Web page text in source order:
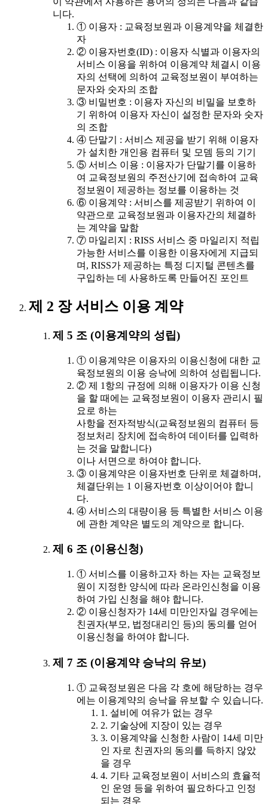
니다.
① 이용자 : 교육정보원과 이용계약을 체결한
자
② 이용자번호(ID) : 이용자 식별과 이용자의
서비스 이용을 위하여 이용계약 체결시 이용
자의 선택에 의하여 교육정보원이 부여하는
문자와 숫자의 조합
③ 비밀번호 : 이용자 자신의 비밀을 보호하
기 위하여 이용자 자신이 설정한 문자와 숫자
의 조합
④ 단말기 : 서비스 제공을 받기 위해 이용자
가 설치한 개인용 컴퓨터 및 모뎀 등의 기기
⑤ 서비스 이용 : 이용자가 단말기를 이용하
여 교육정보원의 주전산기에 접속하여 교육
정보원이 제공하는 정보를 이용하는 것
⑥ 이용계약 : 서비스를 제공받기 위하여 이
약관으로 교육정보원과 이용자간의 체결하
는 계약을 말함
⑦ 마일리지 : RISS 서비스 중 마일리지 적립
가능한 서비스를 이용한 이용자에게 지급되
며, RISS가 제공하는 특정 디지털 콘텐츠를
구입하는 데 사용하도록 만들어진 포인트
제 2 장 서비스 이용 계약
제 5 조 (이용계약의 성립)
① 이용계약은 이용자의 이용신청에 대한 교
육정보원의 이용 승낙에 의하여 성립됩니다.
② 제 1항의 규정에 의해 이용자가 이용 신청
을 할 때에는 교육정보원이 이용자 관리시 필
요로 하는
사항을 전자적방식(교육정보원의 컴퓨터 등
정보처리 장치에 접속하여 데이터를 입력하
는 것을 말합니다)
이나 서면으로 하여야 합니다.
③ 이용계약은 이용자번호 단위로 체결하며,
체결단위는 1 이용자번호 이상이어야 합니
다.
④ 서비스의 대량이용 등 특별한 서비스 이용
에 관한 계약은 별도의 계약으로 합니다.
제 6 조 (이용신청)
① 서비스를 이용하고자 하는 자는 교육정보
원이 지정한 양식에 따라 온라인신청을 이용
하여 가입 신청을 해야 합니다.
② 이용신청자가 14세 미만인자일 경우에는
친권자(부모, 법정대리인 등)의 동의를 얻어
이용신청을 하여야 합니다.
제 7 조 (이용계약 승낙의 유보)
① 교육정보원은 다음 각 호에 해당하는 경우
에는 이용계약의 승낙을 유보할 수 있습니다.
1. 설비에 여유가 없는 경우
2. 기술상에 지장이 있는 경우
3. 이용계약을 신청한 사람이 14세 미만
인 자로 친권자의 동의를 득하지 않았
을 경우
4. 기타 교육정보원이 서비스의 효율적
인 운영 등을 위하여 필요하다고 인정
되는 경우